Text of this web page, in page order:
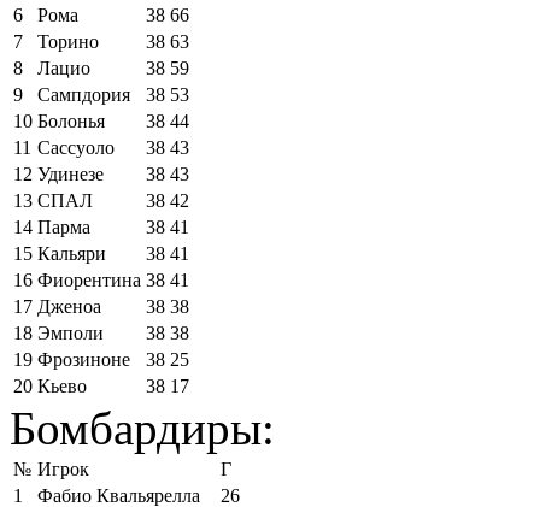
6
Рома 38 66
7
Торино 38 63
8
Лацио 38 59
9
Сампдория 38 53
10 Болонья 38 44
11 Сассуоло 38 43
12 Удинезе 38 43
13 СПАЛ 38 42
14 Парма 38 41
15 Кальяри 38 41
16 Фиорентина 38 41
17 Дженоа 38 38
18 Эмполи 38 38
19 Фрозиноне 38 25
20 Кьево 38 17
Бомбардиры:
№ Игрок
Г
1
Фабио Квальярелла
26